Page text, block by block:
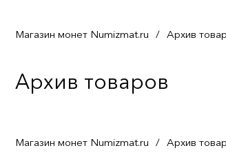
Магазин монет Numizmat.ru / Архив
Архив товаров
Магазин монет Numizmat.ru / Архив